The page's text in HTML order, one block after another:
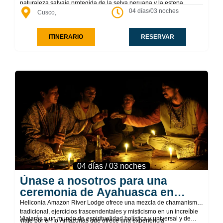
naturaleza salvaje protegida de la selva peruana y la estepa
forestal, pasa por varios sitios arqueológicos incas y ofrece vistas
peregrinación a la ciudadela sagrada de Machu Picchu.
Cusco, 04 días/03 noches
ITINERARIO RESERVAR
04 días / 03 noches
Únase a nosotros para una
ceremonia de Ayahuasca en
Iquitos
Heliconia Amazon River Lodge ofrece una mezcla de chamanismo
tradicional, ejercicios trascendentales y misticismo en un increíble
viaje por el río Amazonas que ofrece una experiencia
Viajarás a un mundo de espiritualidad holística y universal y de